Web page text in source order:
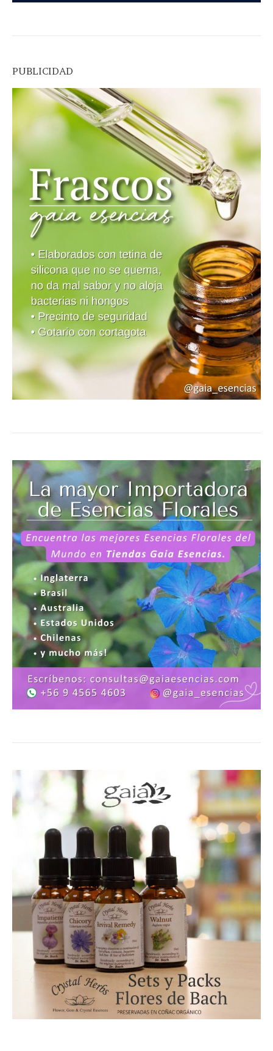
PUBLICIDAD